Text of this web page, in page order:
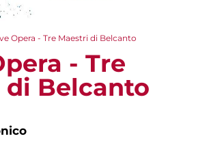
Opera - Tre Maestri di Belcanto
- Tre
di Belcanto